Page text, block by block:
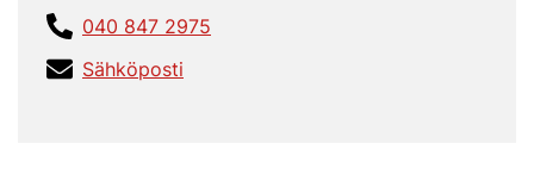
040 847 2975
Sähköposti